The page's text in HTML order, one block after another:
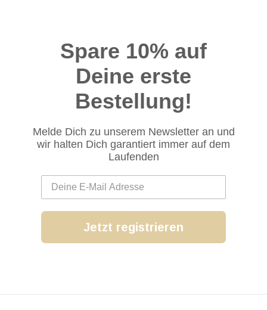
Spare 10% auf
Deine erste
Bestellung!
Melde Dich zu unserem Newsletter an und
wir halten Dich garantiert immer auf dem
Laufenden
Jetzt registrieren